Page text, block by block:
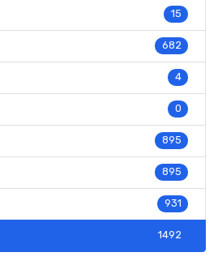
15
682
4
0
895
895
931
1492